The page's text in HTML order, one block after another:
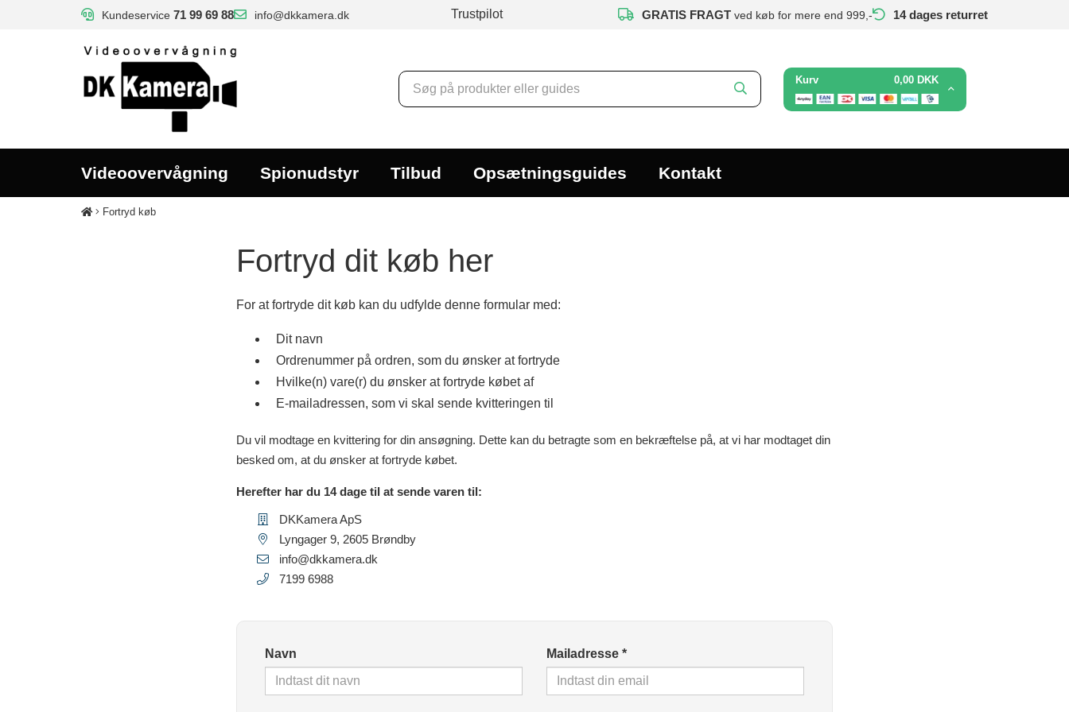
Vi bruger cookies
Kundeservice 71 99 69 88 info@dkkamera.dk Trustpilot GRATIS FRAGT ved køb for mere end 999,- 14 dages returret
Kurv 0,00 DKK
Videoovervågning Spionudstyr Tilbud Opsætningsguides Kontakt
Fortryd køb
Fortryd dit køb her
For at fortryde dit køb kan du udfylde denne formular med:
Dit navn
Ordrenummer på ordren, som du ønsker at fortryde
Hvilke(n) vare(r) du ønsker at fortryde købet af
E-mailadressen, som vi skal sende kvitteringen til
Du vil modtage en kvittering for din ansøgning. Dette kan du betragte som en bekræftelse på, at vi har modtaget din
besked om, at du ønsker at fortryde købet.
Herefter har du 14 dage til at sende varen til:
DKKamera ApS
Lyngager 9, 2605 Brøndby
info@dkkamera.dk
7199 6988
Navn Mailadresse *